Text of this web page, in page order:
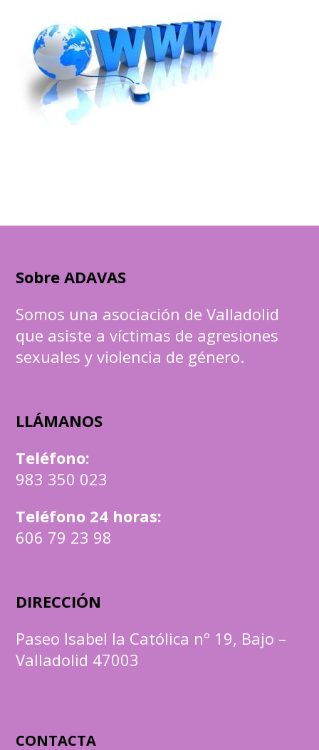
Sobre ADAVAS
Somos una asociación de Valladolid
que asiste a víctimas de agresiones
sexuales y violencia de género.
LLÁMANOS
Teléfono:
983 350 023
Teléfono 24 horas:
606 79 23 98
DIRECCIÓN
Paseo Isabel la Católica nº 19, Bajo –
Valladolid 47003
CONTACTA